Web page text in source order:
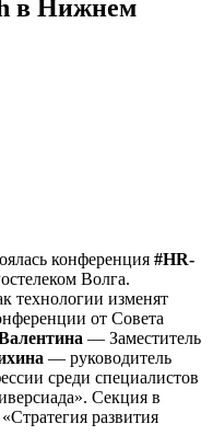
в Нижнем
конференция #HR-
Волга.
технологии изменят
от Совета
— Заместитель
— руководитель
среди специалистов
Секция в
развития